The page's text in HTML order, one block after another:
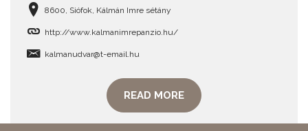
8600, Siófok, Kálmán Imre sétány
http://www.kalmanimrepanzio.hu/
kalmanudvar@t-email.hu
READ MORE